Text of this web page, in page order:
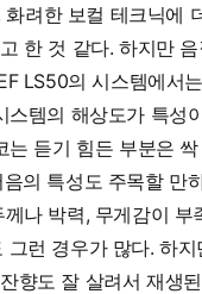
려한 보컬 테크닉에
한 것 같다. 하지만
LS50의 시스템에서
템의 해상도가 특성
듣기 힘든 부분은
의 특성도 주목할 만
나 박력, 무게감이 부
그런 경우가 많다. 하
향도 잘 살려서 재생